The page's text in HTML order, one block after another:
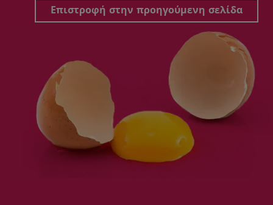
Επιστροφή στην προηγούμενη σελίδα